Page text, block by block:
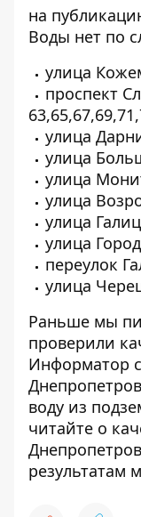
на
Воды нет по
улица
проспект
улица
улица
улица
улица
улица
улица
переулок
улица
Раньше мы
проверили
Информатор
воду из
читайте о
результатам